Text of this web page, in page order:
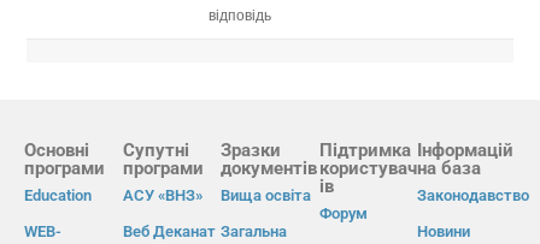
відповідь
Основні
програми
Education
WEB-
Супутні
програми
АСУ «ВНЗ»
Веб Деканат
Зразки
документів
Вища освіта
Загальна
Підтримка
користувач
ів
Форум
Інформацій
на база
Законодавство
Новини